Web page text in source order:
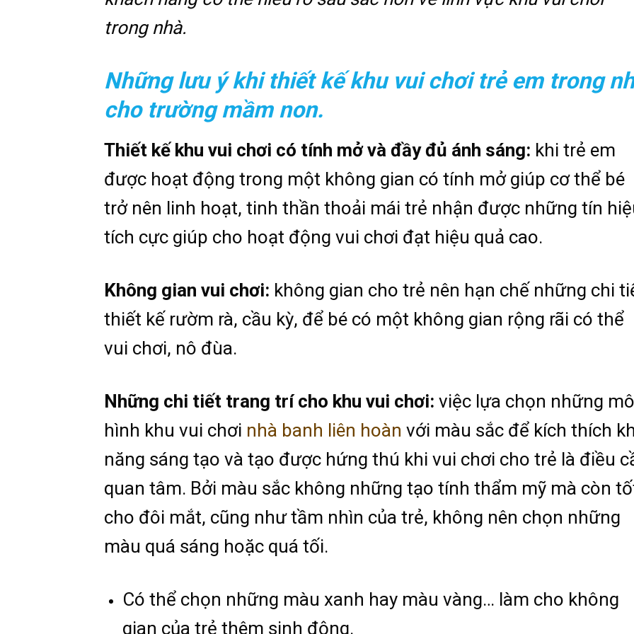
trong nhà.
Những lưu ý khi thiết kế khu vui chơi trẻ em trong
cho trường mầm non.
Thiết kế khu vui chơi có tính mở và đầy đủ ánh sáng: khi trẻ em
được hoạt động trong một không gian có tính mở giúp cơ thể bé
trở nên linh hoạt, tinh thần thoải mái trẻ nhận được những tín
tích cực giúp cho hoạt động vui chơi đạt hiệu quả cao.
Không gian vui chơi: không gian cho trẻ nên hạn chế những chi
thiết kế rườm rà, cầu kỳ, để bé có một không gian rộng rãi có thể
vui chơi, nô đùa.
Những chi tiết trang trí cho khu vui chơi: việc lựa chọn những mô
hình khu vui chơi nhà banh liên hoàn với màu sắc để kích thích
năng sáng tạo và tạo được hứng thú khi vui chơi cho trẻ là điều
quan tâm. Bởi màu sắc không những tạo tính thẩm mỹ mà còn
cho đôi mắt, cũng như tầm nhìn của trẻ, không nên chọn những
màu quá sáng hoặc quá tối.
Có thể chọn những màu xanh hay màu vàng… làm cho không
gian của trẻ thêm sinh động.